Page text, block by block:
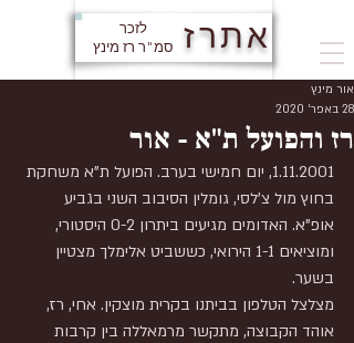
לזכר
סמ"ר רז מינץ
אתרז
רז והפועל ת"א - אור
אור מינץ
28 באפר׳ 2020
1.11.2001, יום חמישי בערב. הפועל ת"א משחקת
בחוץ מול צ'לסי, גומלין הסיבוב השני בגביע
אופ"א. האדומים מגיעים ביתרון 0-2 היסטורי,
ומוציאים 1-1 הירואי, כששביט אלימלך מצטיין
בשער.
מצלצל הטלפון בביתנו בקרית מוצקין. אחי, רז,
אוהד הקבוצה, מתקשר מרמאללה בין קרבות